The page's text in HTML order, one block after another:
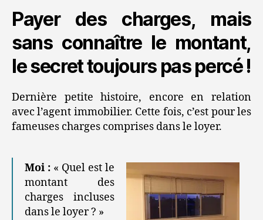
Payer des charges, mais
sans connaître le montant,
le secret toujours pas percé !
Dernière petite histoire, encore en relation
avec l’agent immobilier. Cette fois, c’est pour les
fameuses charges comprises dans le loyer.
Moi : « Quel est le
montant des
charges incluses
dans le loyer ? »